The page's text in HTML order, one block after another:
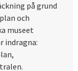
på grund
och
museet
indragna: